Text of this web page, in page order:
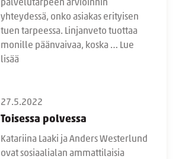
palvelutarpeen arvioinnin
yhteydessä, onko asiakas erityisen
tuen tarpeessa. Linjanveto tuottaa
monille päänvaivaa, koska … Lue
lisää
27.5.2022
Toisessa polvessa
Katariina Laaki ja Anders Westerlund
ovat sosiaalialan ammattilaisia